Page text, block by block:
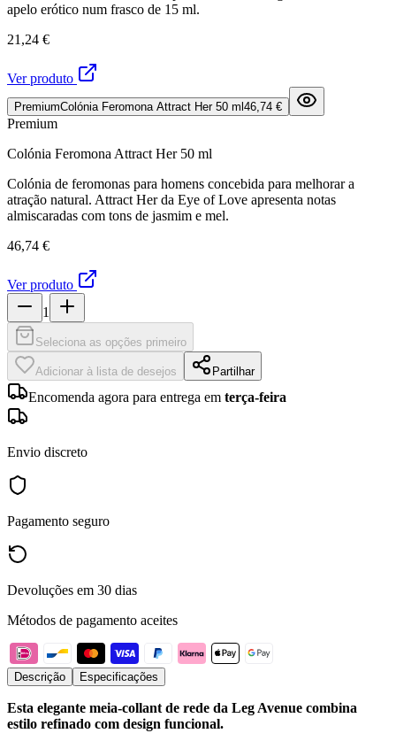
apelo erótico num frasco de 15 ml.
21,24 €
Ver produto
PremiumColónia Feromona Attract Her 50 ml 46,74 €
Premium
Colónia Feromona Attract Her 50 ml
Colónia de feromonas para homens concebida para melhorar a
atração natural. Attract Her da Eye of Love apresenta notas
almiscaradas com tons de jasmim e mel.
46,74 €
Ver produto
1
Seleciona as opções primeiro
Adicionar à lista de desejos Partilhar
Encomenda agora para entrega em terça-feira
Envio discreto
Pagamento seguro
Devoluções em 30 dias
Métodos de pagamento aceites
Descrição Especificações
Esta elegante meia-collant de rede da Leg Avenue combina
estilo refinado com design funcional.